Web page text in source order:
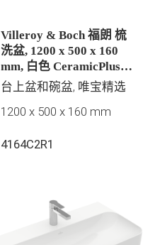
Villeroy & Boch 福朗 梳
洗盆, 1200 x 500 x 160
mm, 白色 CeramicPlus |
易洁釉面, 无溢水孔, 未抛
台上盆和碗盆, 唯宝精选
1200 x 500 x 160 mm
4164C2R1